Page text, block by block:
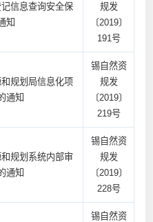
信息查询安全保
知
规发
〔2019〕
191号
规划局信息化项
通知
锡自然资
规发
〔2019〕
219号
规划系统内部审
通知
锡自然资
规发
〔2019〕
228号
锡自然资